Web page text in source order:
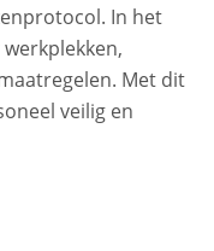
In het
Met dit
veilig en